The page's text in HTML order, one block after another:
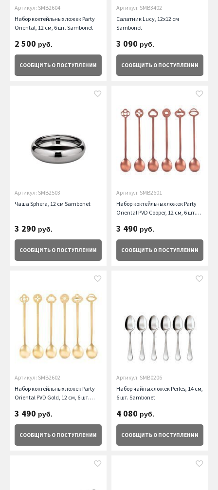
Артикул: SMB2604
Набор коктейльных ложек Party
Oriental, 12 см, 6 шт. Sambonet
2 500 руб.
СООБЩИТЬ О ПОСТУПЛЕНИИ
Артикул: SMB3402
Салатник Lucy, 12х12 см
Sambonet
3 090 руб.
СООБЩИТЬ О ПОСТУПЛЕНИИ
Артикул: SMB2503
Чаша Sphera, 12 см Sambonet
3 290 руб.
СООБЩИТЬ О ПОСТУПЛЕНИИ
Артикул: SMB2601
Набор коктейльных ложек Party
Oriental PVD Cooper, 12 см, 6 шт.
3 490 руб.
СООБЩИТЬ О ПОСТУПЛЕНИИ
Артикул: SMB2602
Набор коктейльных ложек Party
Oriental PVD Gold, 12 см, 6 шт.
3 490 руб.
СООБЩИТЬ О ПОСТУПЛЕНИИ
Артикул: SMB0206
Набор чайных ложек Perles, 14 см,
6 шт. Sambonet
4 080 руб.
СООБЩИТЬ О ПОСТУПЛЕНИИ